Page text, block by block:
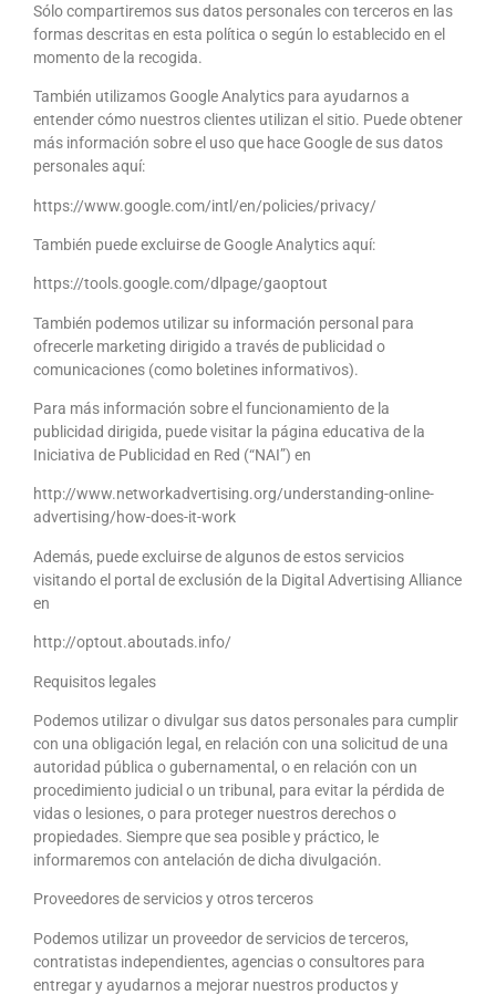
Sólo compartiremos sus datos personales con terceros en las
formas descritas en esta política o según lo establecido en el
momento de la recogida.
También utilizamos Google Analytics para ayudarnos a
entender cómo nuestros clientes utilizan el sitio. Puede obtener
más información sobre el uso que hace Google de sus datos
personales aquí:
https://www.google.com/intl/en/policies/privacy/
También puede excluirse de Google Analytics aquí:
https://tools.google.com/dlpage/gaoptout
También podemos utilizar su información personal para
ofrecerle marketing dirigido a través de publicidad o
comunicaciones (como boletines informativos).
Para más información sobre el funcionamiento de la
publicidad dirigida, puede visitar la página educativa de la
Iniciativa de Publicidad en Red (“NAI”) en
http://www.networkadvertising.org/understanding-online-
advertising/how-does-it-work
Además, puede excluirse de algunos de estos servicios
visitando el portal de exclusión de la Digital Advertising Alliance
en
http://optout.aboutads.info/
Requisitos legales
Podemos utilizar o divulgar sus datos personales para cumplir
con una obligación legal, en relación con una solicitud de una
autoridad pública o gubernamental, o en relación con un
procedimiento judicial o un tribunal, para evitar la pérdida de
vidas o lesiones, o para proteger nuestros derechos o
propiedades. Siempre que sea posible y práctico, le
informaremos con antelación de dicha divulgación.
Proveedores de servicios y otros terceros
Podemos utilizar un proveedor de servicios de terceros,
contratistas independientes, agencias o consultores para
entregar y ayudarnos a mejorar nuestros productos y